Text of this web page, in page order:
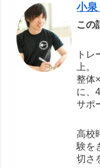
小泉
この
ト
上。
整体
に、
サポ
高校
験を
切さ